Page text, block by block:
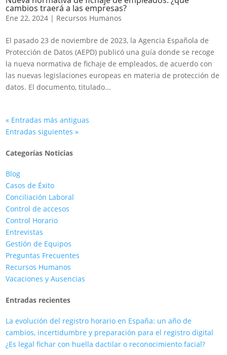
cambios traerá a las empresas?
Ene 22, 2024 | Recursos Humanos
El pasado 23 de noviembre de 2023, la Agencia Española de
Protección de Datos (AEPD) publicó una guía donde se recoge
la nueva normativa de fichaje de empleados, de acuerdo con
las nuevas legislaciones europeas en materia de protección de
datos. El documento, titulado...
« Entradas más antiguas
Entradas siguientes »
Categorías Noticias
Blog
Casos de Éxito
Conciliación Laboral
Control de accesos
Control Horario
Entrevistas
Gestión de Equipos
Preguntas Frecuentes
Recursos Humanos
Vacaciones y Ausencias
Entradas recientes
La evolución del registro horario en España: un año de
cambios, incertidumbre y preparación para el registro digital
¿Es legal fichar con huella dactilar o reconocimiento facial?